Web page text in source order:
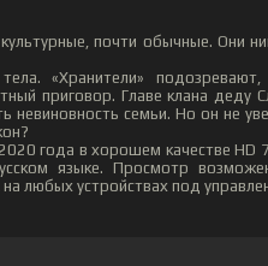
почти обычные. Они
«Хранители» подозревают,
приговор. Главе клана деду
невиновность семьи. Но он не
года в хорошем качестве HD
языке. Просмотр
любых устройствах под